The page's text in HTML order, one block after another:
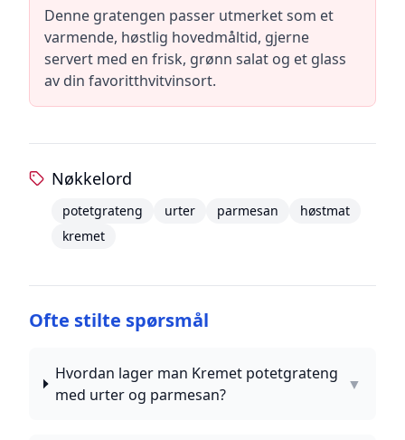
Denne gratengen passer utmerket som et
varmende, høstlig hovedmåltid, gjerne
servert med en frisk, grønn salat og et glass
av din favoritthvitvinsort.
Nøkkelord
potetgrateng urter parmesan
høstmat
kremet
Ofte stilte spørsmål
Hvordan lager man Kremet potetgrateng
med urter og parmesan?
▼